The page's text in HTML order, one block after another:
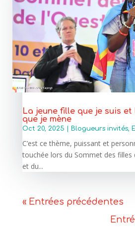
La jeune fille que je suis et
que je mène
Oct 20, 2025 | Blogueurs invités,
C’est ce thème, puissant et
touchée lors du Sommet des filles
et du...
« Entrées précédentes